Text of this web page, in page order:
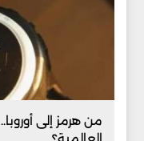
من هرمز إلى